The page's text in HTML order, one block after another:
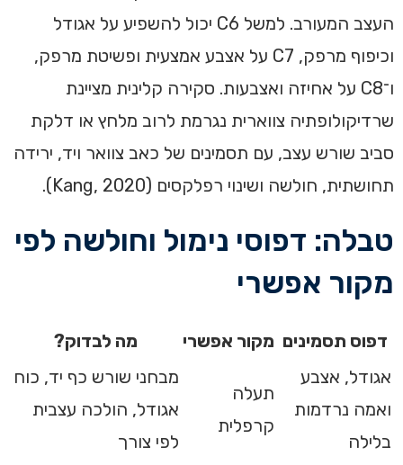
העצב המעורב. למשל C6 יכול להשפיע על אגודל
וכיפוף מרפק, C7 על אצבע אמצעית ופשיטת מרפק,
ו־C8 על אחיזה ואצבעות. סקירה קלינית מציינת
שרדיקולופתיה צווארית נגרמת לרוב מלחץ או דלקת
סביב שורש עצב, עם תסמינים של כאב צוואר ויד, ירידה
תחושתית, חולשה ושינוי רפלקסים (Kang, 2020).
טבלה: דפוסי נימול וחולשה לפי
מקור אפשרי
דפוס תסמינים מקור אפשרי
מה לבדוק?
אגודל, אצבע
ואמה נרדמות
בלילה
תעלה
קרפלית
מבחני שורש כף יד, כוח
אגודל, הולכה עצבית
לפי צורך